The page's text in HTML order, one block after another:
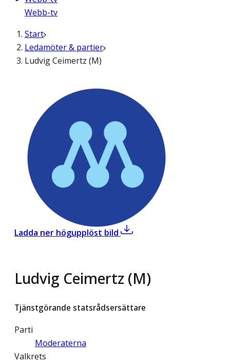
Webb-tv
Start
Ledamöter & partier
Ludvig Ceimertz (M)
Ladda ner högupplöst bild ,Ludvig Ceimertz (M)
Ludvig Ceimertz (M)
Tjänstgörande statsrådsersättare
Parti
Moderaterna
Valkrets